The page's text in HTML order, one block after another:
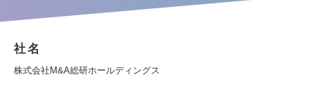
社名
株式会社M&A総研ホールディングス